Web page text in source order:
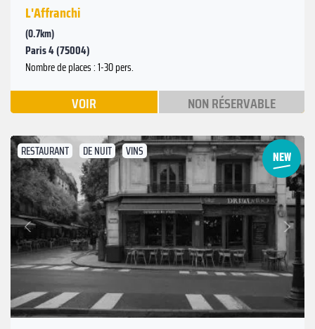
L'Affranchi
(0.7km)
Paris 4 (75004)
Nombre de places : 1-30 pers.
VOIR NON RÉSERVABLE
RESTAURANT DE NUIT VINS
Précédent
Suivant